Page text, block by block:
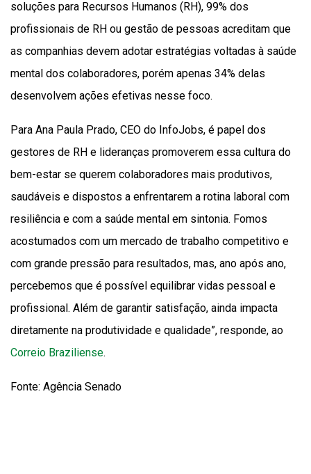
soluções para Recursos Humanos (RH), 99% dos
profissionais de RH ou gestão de pessoas acreditam que
as companhias devem adotar estratégias voltadas à saúde
mental dos colaboradores, porém apenas 34% delas
desenvolvem ações efetivas nesse foco.
Para Ana Paula Prado, CEO do InfoJobs, é papel dos
gestores de RH e lideranças promoverem essa cultura do
bem-estar se querem colaboradores mais produtivos,
saudáveis e dispostos a enfrentarem a rotina laboral com
resiliência e com a saúde mental em sintonia. Fomos
acostumados com um mercado de trabalho competitivo e
com grande pressão para resultados, mas, ano após ano,
percebemos que é possível equilibrar vidas pessoal e
profissional. Além de garantir satisfação, ainda impacta
diretamente na produtividade e qualidade”, responde, ao
Correio Braziliense.
Fonte: Agência Senado